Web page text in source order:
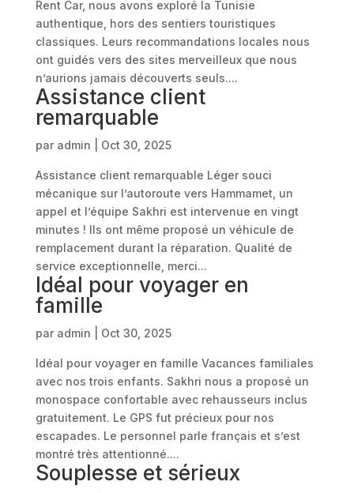
Rent Car, nous avons exploré la Tunisie
authentique, hors des sentiers touristiques
classiques. Leurs recommandations locales nous
ont guidés vers des sites merveilleux que nous
n’aurions jamais découverts seuls....
Assistance client
remarquable
par admin Oct 30, 2025
Assistance client remarquable Léger souci
mécanique sur l’autoroute vers Hammamet, un
appel et l’équipe Sakhri est intervenue en vingt
minutes ! Ils ont même proposé un véhicule de
remplacement durant la réparation. Qualité de
service exceptionnelle, merci...
Idéal pour voyager en
famille
par admin Oct 30, 2025
Idéal pour voyager en famille Vacances familiales
avec nos trois enfants. Sakhri nous a proposé un
monospace confortable avec rehausseurs inclus
gratuitement. Le GPS fut précieux pour nos
escapades. Le personnel parle français et s’est
montré très attentionné....
Souplesse et sérieux